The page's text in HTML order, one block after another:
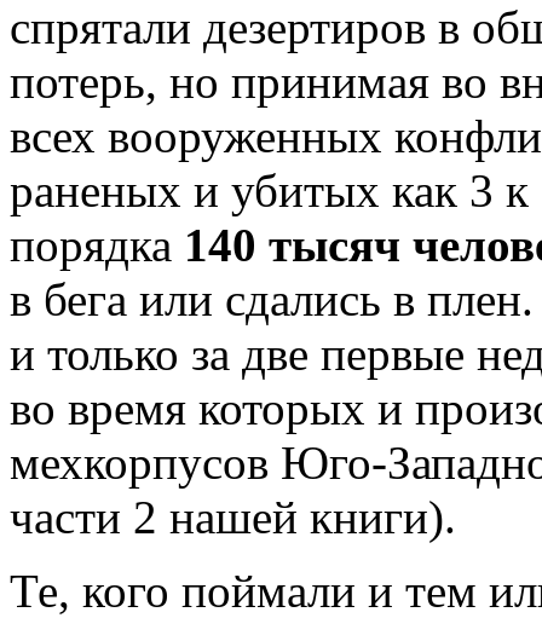
спрятали дезертиров в
потерь, но принимая во
всех вооруженных
раненых и убитых как 3
порядка 140 тысяч
в бега или сдались в
и только за две первые
во время которых и
мехкорпусов Юго-
части 2 нашей книги).
Те, кого поймали и тем